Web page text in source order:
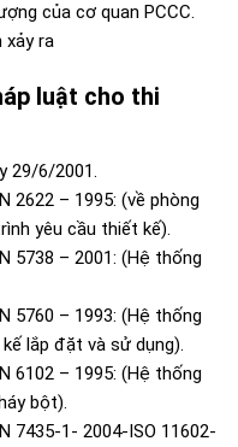
của cơ quan PCCC.
xảy ra
luật cho thi
29/6/2001.
2622 – 1995: (về phòng
yêu cầu thiết kế).
5738 – 2001: (Hệ thống
5760 – 1993: (Hệ thống
lắp đặt và sử dụng).
6102 – 1995: (Hệ thống
bột).
7435-1- 2004-ISO 11602-